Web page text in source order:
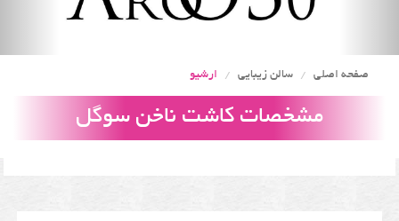
صفحه اصلی سالن زیبایی ارشیو
مشخصات کاشت ناخن سوگل